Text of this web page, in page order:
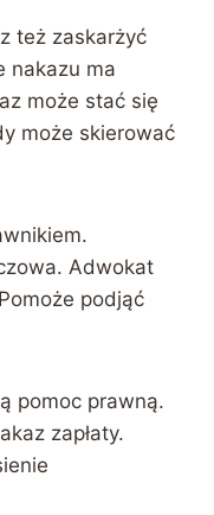
też zaskarżyć
nakazu ma
może stać się
może skierować
Adwokat
podjąć
pomoc prawną.
zapłaty.